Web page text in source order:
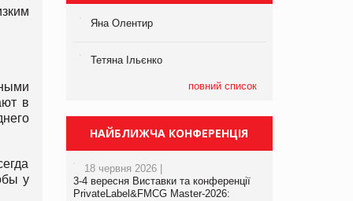
в
у
Яна Олентир
Тетяна Ільєнко
повний список
НАЙБЛИЖЧА КОНФЕРЕНЦІЯ
18 червня 2026 |
3-4 вересня Виставки та конференції
PrivateLabel&FMCG Master-2026: